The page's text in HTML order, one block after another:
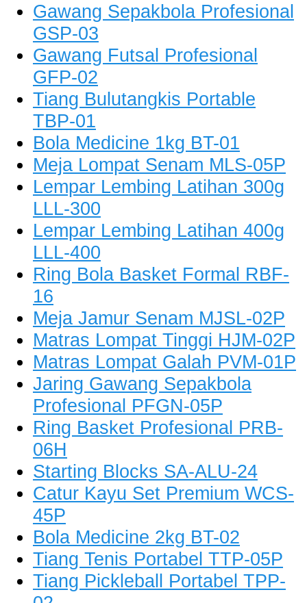
Gawang Sepakbola Profesional
GSP-03
Gawang Futsal Profesional
GFP-02
Tiang Bulutangkis Portable
TBP-01
Bola Medicine 1kg BT-01
Meja Lompat Senam MLS-05P
Lempar Lembing Latihan 300g
LLL-300
Lempar Lembing Latihan 400g
LLL-400
Ring Bola Basket Formal RBF-
16
Meja Jamur Senam MJSL-02P
Matras Lompat Tinggi HJM-02P
Matras Lompat Galah PVM-01P
Jaring Gawang Sepakbola
Profesional PFGN-05P
Ring Basket Profesional PRB-
06H
Starting Blocks SA-ALU-24
Catur Kayu Set Premium WCS-
45P
Bola Medicine 2kg BT-02
Tiang Tenis Portabel TTP-05P
Tiang Pickleball Portabel TPP-